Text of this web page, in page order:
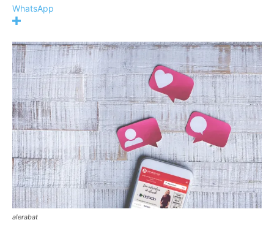
WhatsApp
alerabat